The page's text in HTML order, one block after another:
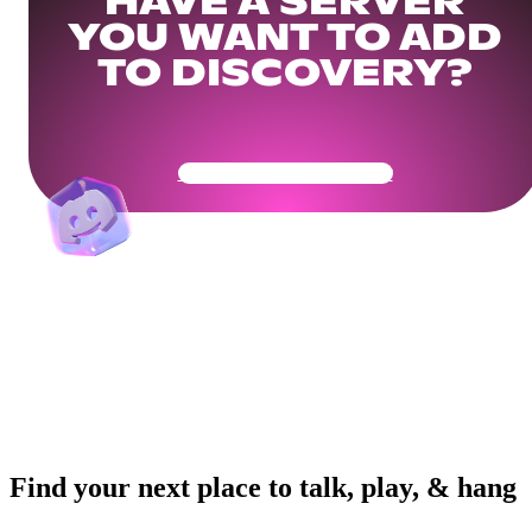
YOU WANT TO ADD
TO DISCOVERY?
Get Your Community Ready
Find your next place to talk, play, & hang